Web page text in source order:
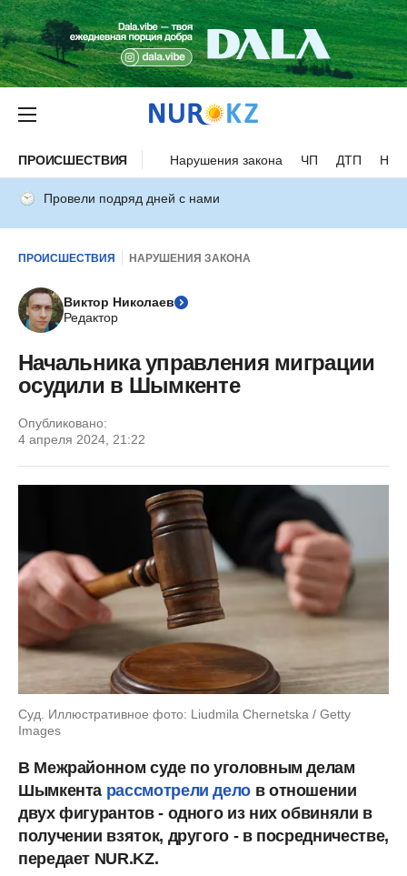
ПРОИСШЕСТВИЯ Нарушения закона ЧП ДТП
Провели подряд дней с нами
ПРОИСШЕСТВИЯ НАРУШЕНИЯ ЗАКОНА
Виктор Николаев
Редактор
Начальника управления миграции
осудили в Шымкенте
Опубликовано:
4 апреля 2024, 21:22
Суд. Иллюстративное фото: Liudmila Chernetska / Getty
Images
В Межрайонном суде по уголовным делам
Шымкента рассмотрели дело в отношении
двух фигурантов - одного из них обвиняли в
получении взяток, другого - в посредничестве,
передает NUR.KZ.